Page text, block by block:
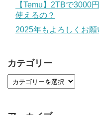
【Temu】2TBで3000
使えるの？
2025年もよろしくお
カテゴリー